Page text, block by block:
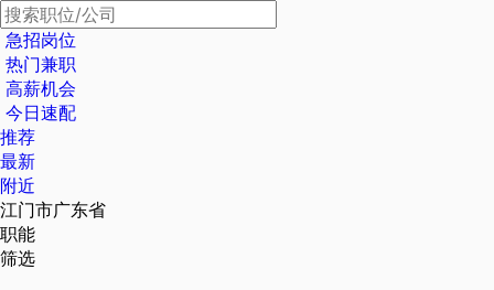
急招岗位
热门兼职
高薪机会
今日速配
推荐
最新
附近
江门市广东省
职能
筛选